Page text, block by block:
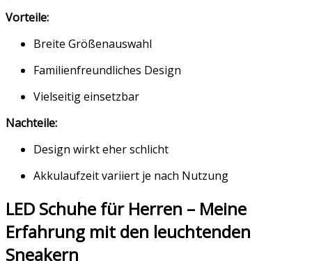
Vorteile:
Breite Größenauswahl
Familienfreundliches Design
Vielseitig einsetzbar
Nachteile:
Design wirkt eher schlicht
Akkulaufzeit variiert je nach Nutzung
LED Schuhe für Herren – Meine
Erfahrung mit den leuchtenden
Sneakern